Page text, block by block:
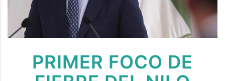
PRIMER FOCO DE